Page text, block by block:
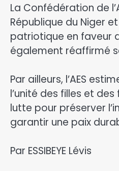
‎La Confédération de
République du Niger
patriotique en faveur
également réaffirmé
‎Par ailleurs, l’AES
l’unité des filles et
lutte pour préserver
garantir une paix
Par ESSIBEYE Lévis